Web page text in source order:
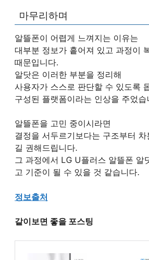
마무리하며
알뜰폰이 어렵게 느껴지는 이유는
대부분 정보가 흩어져 있고 과정이
때문입니다.
알닷은 이러한 부분을 정리해
사용자가 스스로 판단할 수 있도록
구성된 플랫폼이라는 인상을 주었습
알뜰폰을 고민 중이시라면
결정을 서두르기보다는 구조부터 차
길 권해드립니다.
그 과정에서 LG U플러스 알뜰폰 알
고 기준이 될 수 있을 것 같습니다.
정보출처
같이보면 좋을 포스팅